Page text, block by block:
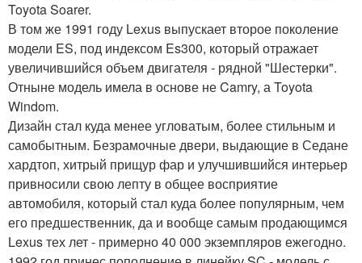
Toyota Soarer.
В том же 1991 году Lexus выпускает второе поколение
модели ES, под индексом Es300, который отражает
увеличившийся объем двигателя - рядной "Шестерки".
Отныне модель имела в основе не Camry, а Toyota
Windom.
Дизайн стал куда менее угловатым, более стильным и
самобытным. Безрамочные двери, выдающие в Седане
хардтоп, хитрый прищур фар и улучшившийся интерьер
привносили свою лепту в общее восприятие
автомобиля, который стал куда более популярным, чем
его предшественник, да и вообще самым продающимся
Lexus тех лет - примерно 40 000 экземпляров ежегодно.